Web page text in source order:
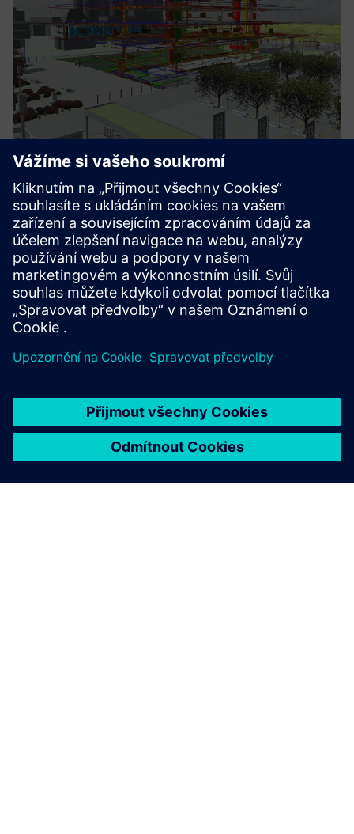
Electrical Engineering BIM
Jako průkopník v oblasti informačního modelování budov
(BIM) jej používáme k plánování a realizaci projektů s
vysokou přesností a efektivitou. Virtuální stavbou před
zahájením výstavby snižujeme konflikty, zlepšujeme
koordinaci a ...
Další informace